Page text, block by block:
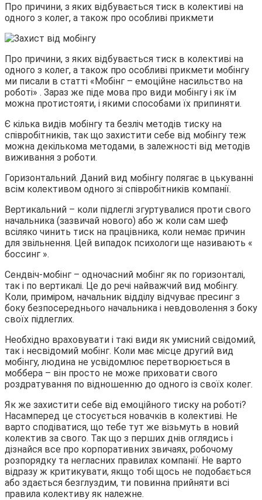
Про причини, з яких відбувається тиск в колективі на
одного з колег, а також про особливі прикмети
Про причини, з яких відбувається тиск в колективі на
одного з колег, а також про особливі прикмети мобінгу
ми писали в статті «Мобінг – емоційне насильство на
роботі» . Зараз же піде мова про види мобінгу і як їм
можна протистояти, і якими способами їх припиняти.
Є кілька видів мобінгу та безліч методів тиску на
співробітників, так що захистити себе від мобінгу теж
можна декількома методами, в залежності від методів
виживання з роботи.
Горизонтальний. Даний вид мобінгу полягає в цькуванні
всім колективом одного зі співробітників компанії.
Вертикальний – коли підлеглі згуртувалися проти свого
начальника (зазвичай нового) або ж коли сам шеф
всіляко чинить тиск на працівника, коли немає причин
для звільнення. Цей випадок психологи ще називають «
боссинг ».
Сендвіч-мобінг – одночасний мобінг як по горизонталі,
так і по вертикалі. Це до речі найважчий вид мобінгу.
Коли, приміром, начальник відділу відчуває пресинг з
боку безпосереднього начальника і невдоволення з боку
своїх підлеглих.
Необхідно враховувати і такі види як умисний свідомий,
так і несвідомий мобінг. Коли має місце другий вид
мобінгу, людина не усвідомлює перетворюється в
моббера – він просто не може приховати свого
роздратування по відношенню до одного із своїх колег.
Як же захистити себе від емоційного тиску на роботі?
Насамперед це стосується новачків в колективі. Не
варто сподіватися, що тебе тут же візьмуть в новий
колектив за свого. Так що з перших днів оглядись і
дізнайся все про корпоративних звичаях, робочому
розпорядку та негласних правилах компанії. Не варто
відразу ж критикувати, якщо тобі щось не подобається
або здається безглуздим, ти повинна прийняти всі
правила колективу як належне.